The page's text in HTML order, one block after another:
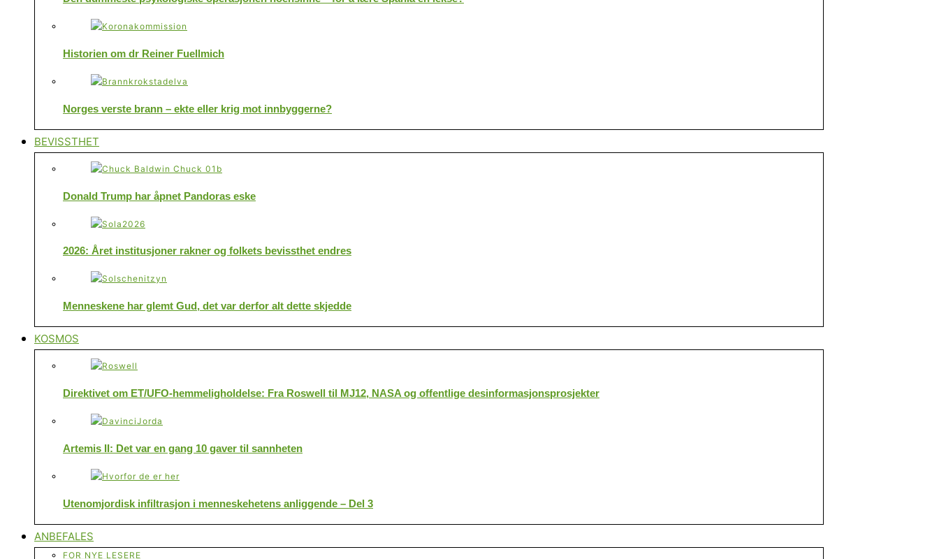
Historien om dr Reiner Fuellmich
Norges verste brann – ekte eller krig mot innbyggerne?
BEVISSTHET
Donald Trump har åpnet Pandoras eske
2026: Året institusjoner rakner og folkets bevissthet endres
Menneskene har glemt Gud, det var derfor alt dette skjedde
KOSMOS
Direktivet om ET/UFO-hemmeligholdelse: Fra Roswell til MJ12, NASA og offentlige desinformasjonsprosjekter
Artemis II: Det var en gang 10 gaver til sannheten
Utenomjordisk infiltrasjon i menneskehetens anliggende – Del 3
ANBEFALES
FOR NYE LESERE